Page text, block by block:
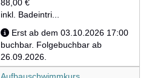
88,00 €
inkl. Badeintri...
Erst ab dem 03.10.2026 17:00
buchbar. Folgebuchbar ab
26.09.2026.